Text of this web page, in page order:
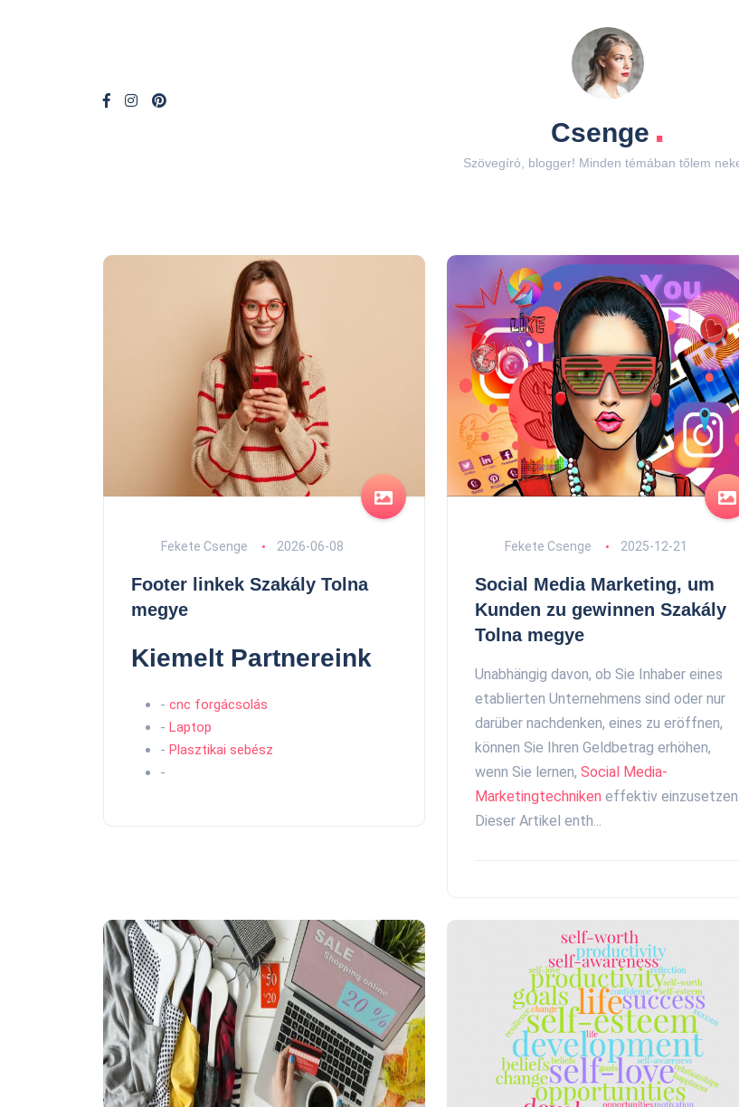
Csenge .
Szövegíró, blogger! Minden témában tőlem
Fekete Csenge 2026-06-08
Footer linkek Szakály Tolna
megye
Kiemelt Partnereink
- cnc forgácsolás
- Laptop
- Plasztikai sebész
-
Fekete Csenge 2025-12-21
Social Media Marketing, um
Kunden zu gewinnen Szakály
Tolna megye
Unabhängig davon, ob Sie Inhaber eines
etablierten Unternehmens sind oder nur
darüber nachdenken, eines zu eröffnen,
können Sie Ihren Geldbetrag erhöhen,
wenn Sie lernen, Social Media-
Marketingtechniken effektiv einzusetzen.
Dieser Artikel enth...